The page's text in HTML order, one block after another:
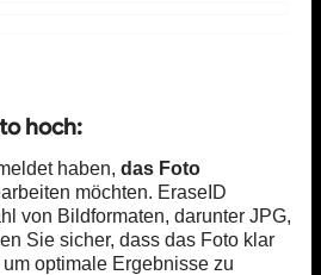
hoch:
haben, das Foto
möchten. EraseID
von Bildformaten, darunter JPG,
Sie sicher, dass das Foto klar
optimale Ergebnisse zu